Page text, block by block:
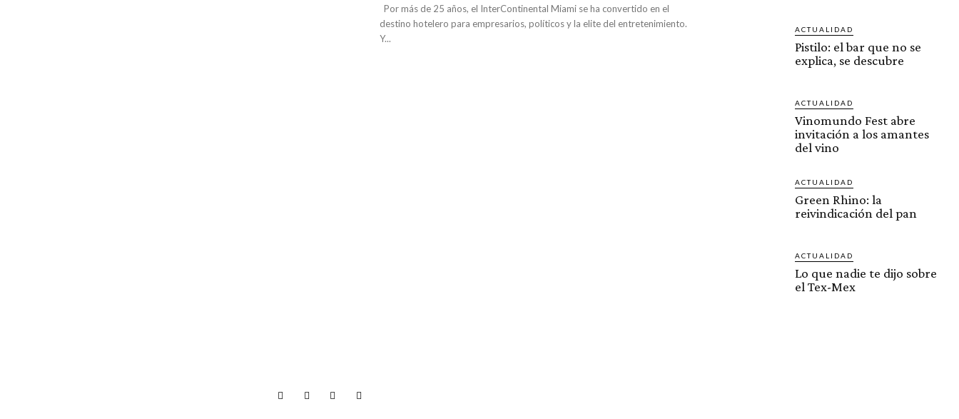
destino hotelero para empresarios, políticos y la elite del entretenimiento.
Y...
ACTUALIDAD
Pistilo: el bar que no se
explica, se descubre
ACTUALIDAD
Vinomundo Fest abre
invitación a los amantes
del vino
ACTUALIDAD
Green Rhino: la
reivindicación del pan
ACTUALIDAD
Lo que nadie te dijo sobre
el Tex-Mex